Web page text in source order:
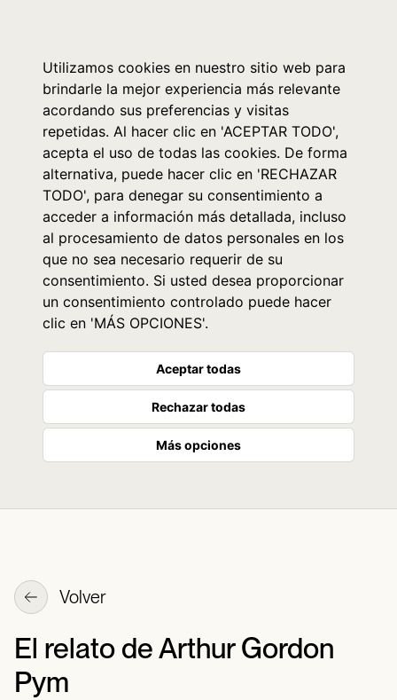
Utilizamos cookies en nuestro sitio web para
brindarle la mejor experiencia más relevante
acordando sus preferencias y visitas
repetidas. Al hacer clic en 'ACEPTAR TODO',
acepta el uso de todas las cookies. De forma
alternativa, puede hacer clic en 'RECHAZAR
TODO', para denegar su consentimiento a
acceder a información más detallada, incluso
al procesamiento de datos personales en los
que no sea necesario requerir de su
consentimiento. Si usted desea proporcionar
un consentimiento controlado puede hacer
clic en 'MÁS OPCIONES'.
Aceptar todas
Rechazar todas
Más opciones
Volver
El relato de Arthur Gordon
Pym